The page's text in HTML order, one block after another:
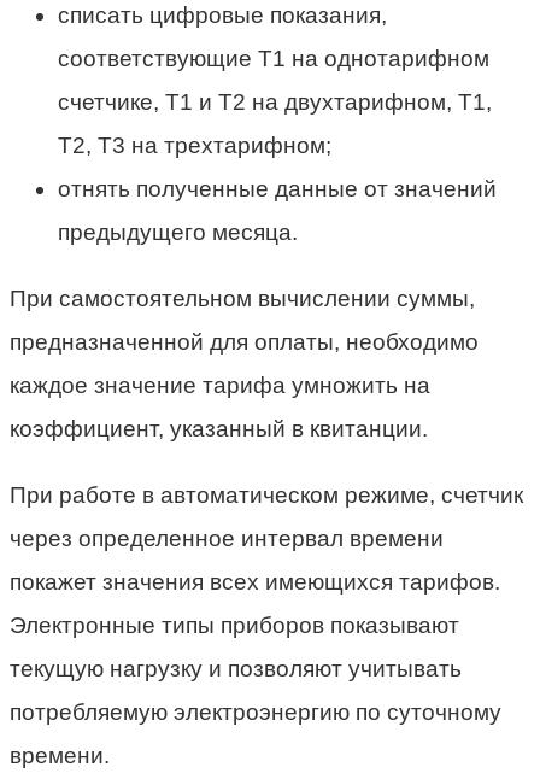
списать цифровые показания,
соответствующие Т1 на однотарифном
счетчике, Т1 и Т2 на двухтарифном, Т1,
Т2, Т3 на трехтарифном;
отнять полученные данные от значений
предыдущего месяца.
При самостоятельном вычислении суммы,
предназначенной для оплаты, необходимо
каждое значение тарифа умножить на
коэффициент, указанный в квитанции.
При работе в автоматическом режиме, счетчик
через определенное интервал времени
покажет значения всех имеющихся тарифов.
Электронные типы приборов показывают
текущую нагрузку и позволяют учитывать
потребляемую электроэнергию по суточному
времени.